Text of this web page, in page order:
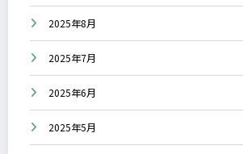
2025年8月
2025年7月
2025年6月
2025年5月